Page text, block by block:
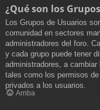
¿Qué son los
Los Grupos de Usuarios
comunidad en sectores
administradores del foro.
y cada grupo puede tener
administradores, a
tales como los permisos
privados a los usuarios.
Arriba